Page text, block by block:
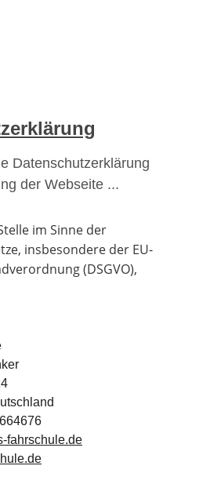
Datenschutzerklärung
der Webseite ...
im Sinne der
insbesondere der EU-
(DSGVO),
fahrschule.de